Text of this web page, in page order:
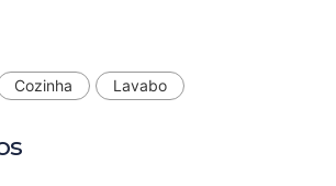
Cozinha Lavabo